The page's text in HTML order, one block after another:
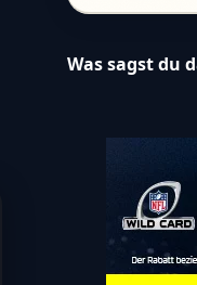
Was sagst du